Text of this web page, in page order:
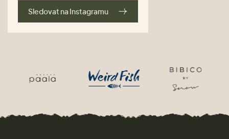
Sledovat na Instagramu